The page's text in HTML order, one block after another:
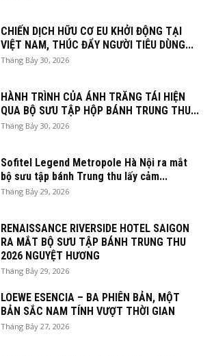
CHIẾN DỊCH HỮU CƠ EU KHỞI ĐỘNG TẠI
VIỆT NAM, THÚC ĐẨY NGƯỜI TIÊU DÙNG...
Tháng Bảy 30, 2026
HÀNH TRÌNH CỦA ÁNH TRĂNG TÁI HIỆN
QUA BỘ SƯU TẬP HỘP BÁNH TRUNG THU...
Tháng Bảy 30, 2026
Sofitel Legend Metropole Hà Nội ra mắt
bộ sưu tập bánh Trung thu lấy cảm...
Tháng Bảy 29, 2026
RENAISSANCE RIVERSIDE HOTEL SAIGON
RA MẮT BỘ SƯU TẬP BÁNH TRUNG THU
2026 NGUYỆT HƯƠNG
Tháng Bảy 29, 2026
LOEWE ESENCIA – BA PHIÊN BẢN, MỘT
BẢN SẮC NAM TÍNH VƯỢT THỜI GIAN
Tháng Bảy 27, 2026